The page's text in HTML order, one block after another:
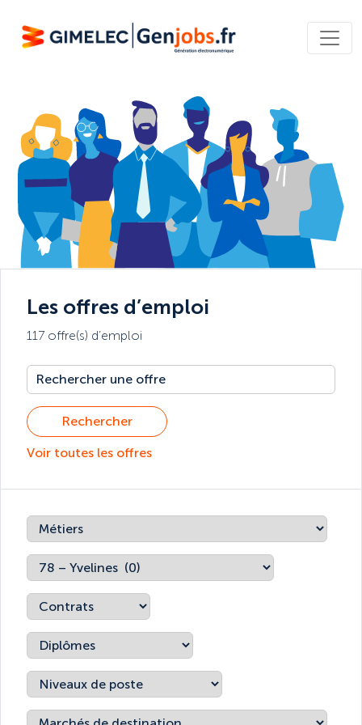
Les offres d’emploi
117 offre(s) d’emploi
Rechercher
Voir toutes les offres